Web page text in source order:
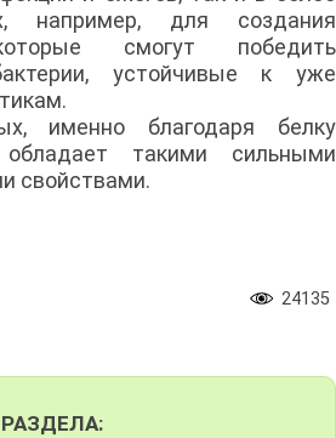
например, для создания
смогут победить
устойчивые к уже
именно благодаря белку
такими сильными
свойствами.
24135